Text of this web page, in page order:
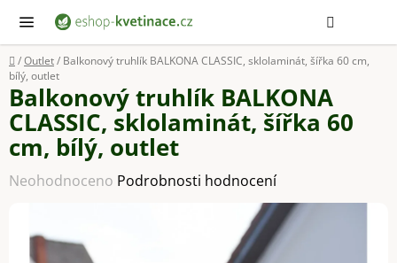
obsah
Domů
/Outlet/ Balkonový truhlík BALKONA CLASSIC, sklolaminát, šířka 60 cm,
bílý, outlet
Balkonový truhlík BALKONA
CLASSIC, sklolaminát, šířka 60
cm, bílý, outlet
Průměrné
Neohodnoceno Podrobnosti hodnocení